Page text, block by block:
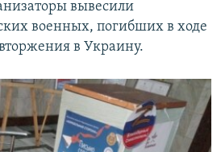
вывесили
военных, погибших в ходе
в Украину.